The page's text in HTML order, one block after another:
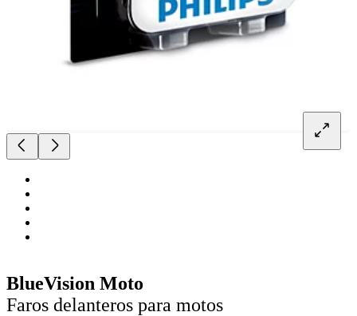
BlueVision Moto
Faros delanteros para motos